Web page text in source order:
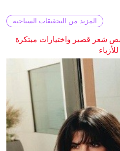
المزيد من التحقيقات السياحية
شعر قصير واختيارات مبتكرة
للأزياء